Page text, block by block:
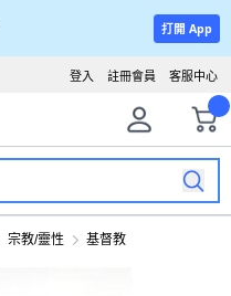
打開 App
客服中心
註冊會員
登入
宗教/靈性 基督教